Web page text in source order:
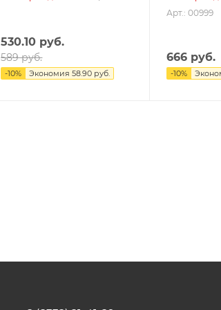
530.10 руб.
589руб.
-10% Экономия 58.90 руб.
Арт.: 00999
666руб.
-10%